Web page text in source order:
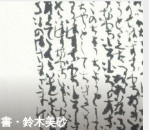
書・鈴木美砂